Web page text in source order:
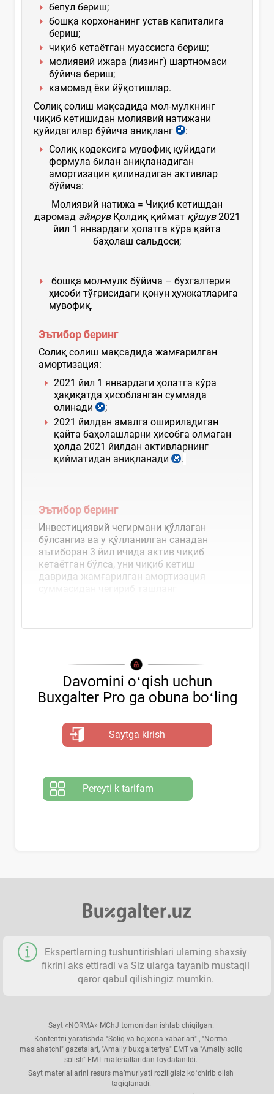
бепул бериш;
бошқа корхонанинг устав капиталига
бериш;
чиқиб кетаётган муассисга бериш;
молиявий ижара (лизинг) шартномаси
бўйича бериш;
камомад ёки йўқотишлар.
Солиқ солиш мақсадида мол-мулкнинг
чиқиб кетишидан молиявий натижани
қуйидагилар бўйича аниқланг
:
Солиқ кодексига мувофиқ қуйидаги
формула билан аниқланадиган
амортизация қилинадиган активлар
бўйича:
Молиявий натижа = Чиқиб кетишдан
даромад айирув Қолдиқ қиймат қўшув 2021
йил 1 январдаги ҳолатга кўра қайта
баҳолаш сальдоси;
бошқа мол-мулк бўйича – бухгалтерия
ҳисоби тўғрисидаги қонун ҳужжатларига
мувофиқ.
Эътибор беринг
Солиқ солиш мақсадида жамғарилган
амортизация:
2021 йил 1 январдаги ҳолатга кўра
ҳақиқатда ҳисобланган суммада
олинади
;
2021 йилдан амалга ошириладиган
қайта баҳолашларни ҳисобга олмаган
ҳолда 2021 йилдан активларнинг
қийматидан аниқланади
.
Эътибор беринг
Инвестициявий чегирмани қўллаган
бўлсангиз ва у қўлланилган санадан
эътиборан 3 йил ичида актив чиқиб
кетаётган бўлса, уни чиқиб кетиш
даврида жамғарилган амортизация
Davomini oʻqish uchun
Buxgalter Pro ga obuna boʻling
Saytga kirish
Pereyti k tarifam
Ekspertlarning tushuntirishlari ularning shaхsiy
fikrini aks ettiradi va Siz ularga tayanib mustaqil
qaror qabul qilishingiz mumkin.
Sayt «NORMA» MChJ tomonidan ishlab chiqilgan.
Kontentni yaratishda "Soliq va bojхona хabarlari" , "Norma
maslahatchi" gazetalari, "Amaliy buхgalteriya" EMT va "Amaliy soliq
solish" EMT materiallaridan foydalanildi.
Sayt materiallarini resurs ma’muriyati roziligisiz koʻchirib olish
taqiqlanadi.